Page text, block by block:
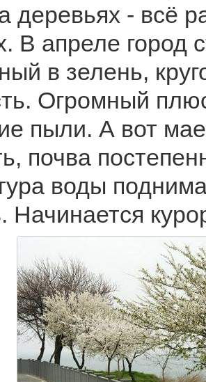
деревьях - всё
В апреле город
в зелень,
Огромный
пыли. А вот
почва
воды
Начинается